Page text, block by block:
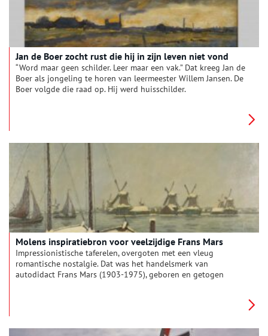
Jan de Boer zocht rust die hij in zijn leven niet vond
“Word maar geen schilder. Leer maar een vak.” Dat kreeg Jan de
Boer als jongeling te horen van leermeester Willem Jansen. De
Boer volgde die raad op. Hij werd huisschilder.
Molens inspiratiebron voor veelzijdige Frans Mars
Impressionistische taferelen, overgoten met een vleug
romantische nostalgie. Dat was het handelsmerk van
autodidact Frans Mars (1903-1975), geboren en getogen